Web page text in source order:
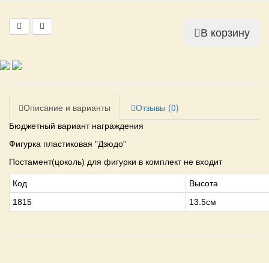
В корзину
Описание и варианты Отзывы (0)
Бюджетный вариант награждения
Фигурка пластиковая "Дзюдо"
Постамент(цоколь) для фигурки в комплект не входит
Код
Высота
1815
13.5см